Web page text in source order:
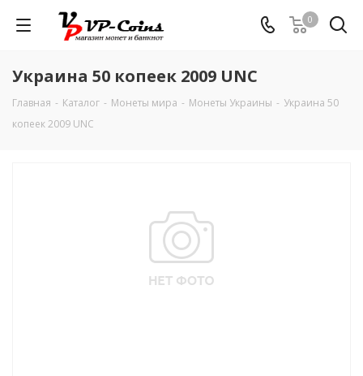
0
Украина 50 копеек 2009 UNC
Главная - Каталог - Монеты мира - Монеты Украины - Украина 50
копеек 2009 UNC